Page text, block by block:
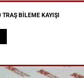
BİLEME KAYIŞI